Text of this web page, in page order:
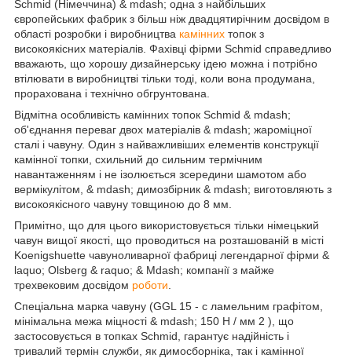
Schmid (Німеччина) & mdash; одна з найбільших
європейських фабрик з більш ніж двадцятирічним досвідом в
області розробки і виробництва камінних топок з
високоякісних матеріалів. Фахівці фірми Schmid справедливо
вважають, що хорошу дизайнерську ідею можна і потрібно
втілювати в виробництві тільки тоді, коли вона продумана,
прорахована і технічно обгрунтована.
Відмітна особливість камінних топок Schmid & mdash;
об'єднання переваг двох матеріалів & mdash; жароміцної
сталі і чавуну. Один з найважливіших елементів конструкції
камінної топки, схильний до сильним термічним
навантаженням і не ізолюється зсередини шамотом або
вермікулітом, & mdash; димозбірник & mdash; виготовляють з
високоякісного чавуну товщиною до 8 мм.
Примітно, що для цього використовується тільки німецький
чавун вищої якості, що проводиться на розташованій в місті
Koenigshuette чавуноливарної фабриці легендарної фірми &
laquo; Olsberg & raquo; & Mdash; компанії з майже
трехвековим досвідом роботи
Спеціальна марка чавуну (GGL 15 - c ламельним графітом,
мінімальна межа міцності & mdash; 150 Н / мм 2 ), що
застосовується в топках Schmid, гарантує надійність і
тривалий термін служби, як димосборніка, так і камінної